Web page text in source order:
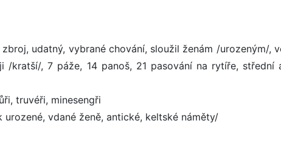
udatný, vybrané chování, sloužil ženám /urozeným/,
/kratší/, 7 páže, 14 panoš, 21 pasování na rytíře, střední
truvéři, minesengři
vdané ženě, antické, keltské náměty/